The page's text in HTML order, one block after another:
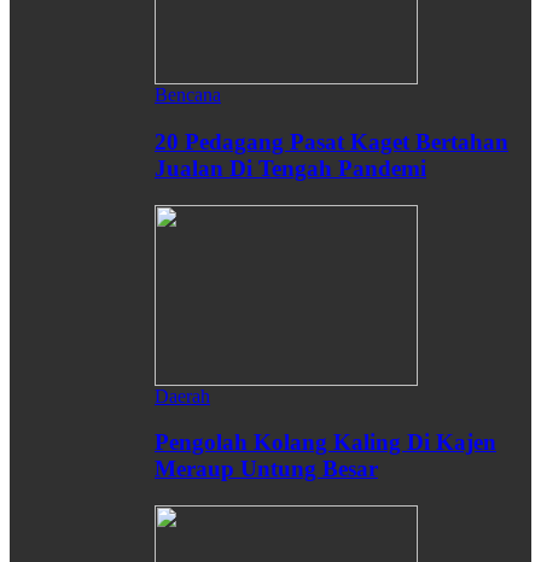
Bencana
20 Pedagang Pasat Kaget Bertahan
Jualan Di Tengah Pandemi
Daerah
Pengolah Kolang Kaling Di Kajen
Meraup Untung Besar